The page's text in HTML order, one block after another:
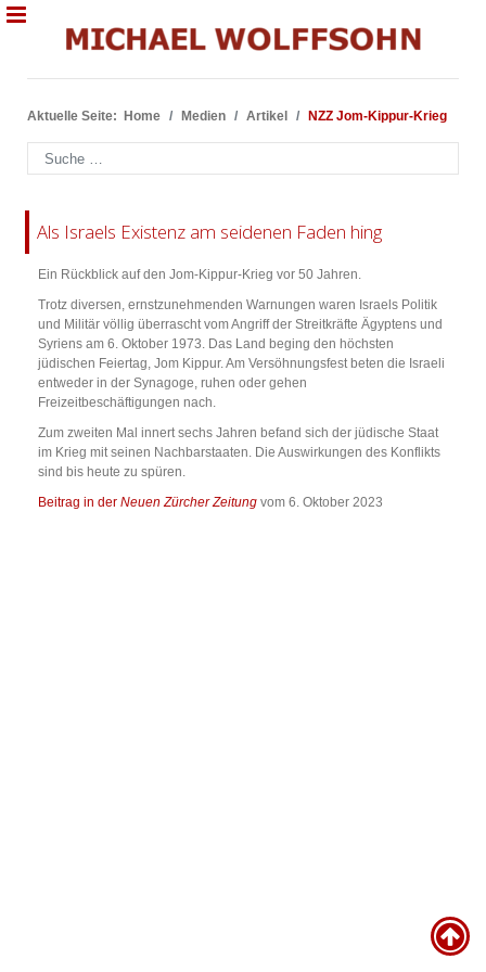
Aktuelle Seite: Home Medien Artikel NZZ Jom-Kippur-Krieg
Suchen
Als Israels Existenz am seidenen Faden hing
Ein Rückblick auf den Jom-Kippur-Krieg vor 50 Jahren.
Trotz diversen, ernstzunehmenden Warnungen waren Israels Politik
und Militär völlig überrascht vom Angriff der Streitkräfte Ägyptens und
Syriens am 6. Oktober 1973. Das Land beging den höchsten
jüdischen Feiertag, Jom Kippur. Am Versöhnungsfest beten die Israeli
entweder in der Synagoge, ruhen oder gehen
Freizeitbeschäftigungen nach.
Zum zweiten Mal innert sechs Jahren befand sich der jüdische Staat
im Krieg mit seinen Nachbarstaaten. Die Auswirkungen des Konflikts
sind bis heute zu spüren.
Beitrag in der Neuen Zürcher Zeitung vom 6. Oktober 2023